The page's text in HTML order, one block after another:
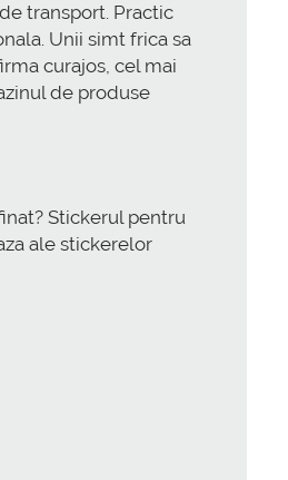
transport. Practic
Unii simt frica sa
curajos, cel mai
de produse
Stickerul pentru
ale stickerelor